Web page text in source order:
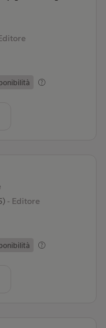
- Editore